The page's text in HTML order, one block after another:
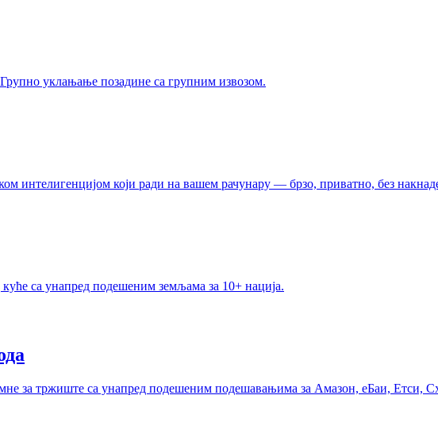
уклањање позадине са групним извозом.
интелигенцијом који ради на вашем рачунару — брзо, приватно, без
са унапред подешеним земљама за 10+ нација.
за тржиште са унапред подешеним подешавањима за Амазон, еБаи, Етси,